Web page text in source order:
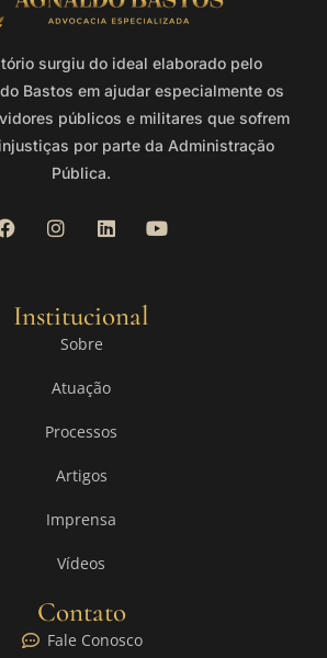
surgiu do ideal elaborado pelo
Bastos em ajudar especialmente os
públicos e militares que sofrem
por parte da Administração
Pública.
Institucional
Sobre
Atuação
Processos
Artigos
Imprensa
Vídeos
Contato
Fale Conosco